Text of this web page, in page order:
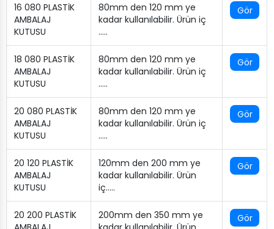
16 080 PLASTİK
AMBALAJ
KUTUSU
80mm den 120 mm ye
kadar kullanılabilir. Ürün iç
…..
Gör
18 080 PLASTİK
AMBALAJ
KUTUSU
80mm den 120 mm ye
kadar kullanılabilir. Ürün iç
…..
Gör
20 080 PLASTİK
AMBALAJ
KUTUSU
80mm den 120 mm ye
kadar kullanılabilir. Ürün iç
…..
Gör
20 120 PLASTİK
AMBALAJ
KUTUSU
120mm den 200 mm ye
kadar kullanılabilir. Ürün
iç…..
Gör
20 200 PLASTİK
200mm den 350 mm ye
Gör